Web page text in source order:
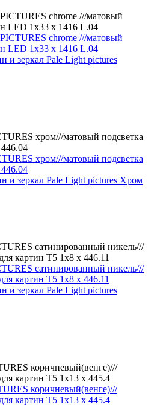
и зеркал Pale Light pictures
и зеркал Pale Light pictures Хром
и зеркал Pale Light pictures